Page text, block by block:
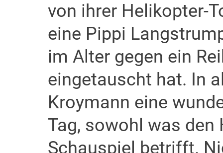
von ihrer Helikopter-
eine Pippi
im Alter gegen ein
eingetauscht hat. In
Kroymann eine
Tag, sowohl was den
Schauspiel betrifft.